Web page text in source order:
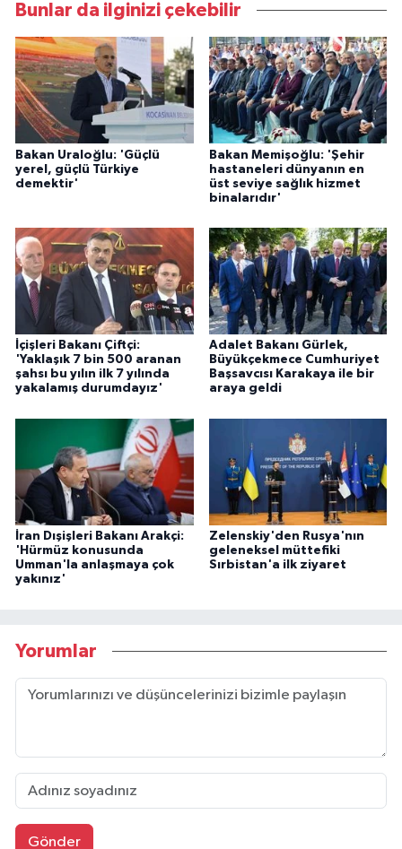
Bunlar da ilginizi çekebilir
Bakan Uraloğlu: 'Güçlü
yerel, güçlü Türkiye
demektir'
Bakan Memişoğlu: 'Şehir
hastaneleri dünyanın en
üst seviye sağlık hizmet
binalarıdır'
İçişleri Bakanı Çiftçi:
'Yaklaşık 7 bin 500 aranan
şahsı bu yılın ilk 7 yılında
yakalamış durumdayız'
Adalet Bakanı Gürlek,
Büyükçekmece Cumhuriyet
Başsavcısı Karakaya ile bir
araya geldi
İran Dışişleri Bakanı Arakçi:
'Hürmüz konusunda
Umman'la anlaşmaya çok
yakınız'
Zelenskiy'den Rusya'nın
geleneksel müttefiki
Sırbistan'a ilk ziyaret
Yorumlar
Gönder